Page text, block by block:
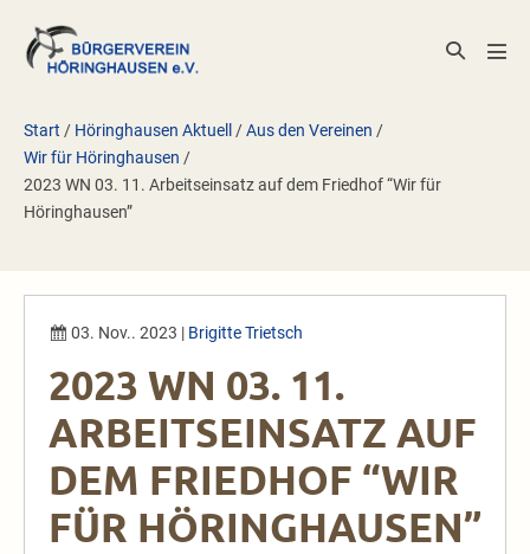
Inhalt
springen
Suche-
Start / Höringhausen Aktuell /Aus den Vereinen /
Wir für Höringhausen /
2023 WN 03. 11. Arbeitseinsatz auf dem Friedhof “Wir für
Höringhausen”
03. Nov.. 2023 | Brigitte Trietsch
2023 WN 03. 11.
ARBEITSEINSATZ AUF
DEM FRIEDHOF “WIR
FÜR HÖRINGHAUSEN”